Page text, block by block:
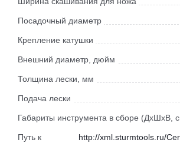
Посадочный диаметр
Крепление катушки
Внешний диаметр, дюйм
Толщина лески, мм
Подача лески
Габариты инструмента в сборе (ДхШхВ,
Путь к
http://xml.sturmtools.ru/